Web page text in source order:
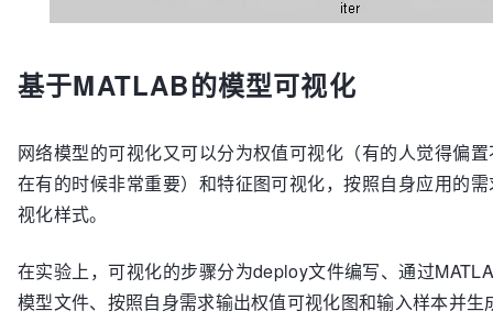
figure,plot(plotdata(:,1),plotdata(:,3),
end
基于MATLAB的模型可视化
网络模型的可视化又可以分为权值可视化（有的人觉得偏
在有的时候非常重要）和特征图可视化，按照自身应用的
视化样式。
在实验上，可视化的步骤分为deploy文件编写、通过
模型文件、按照自身需求输出权值可视化图和输入样本并生